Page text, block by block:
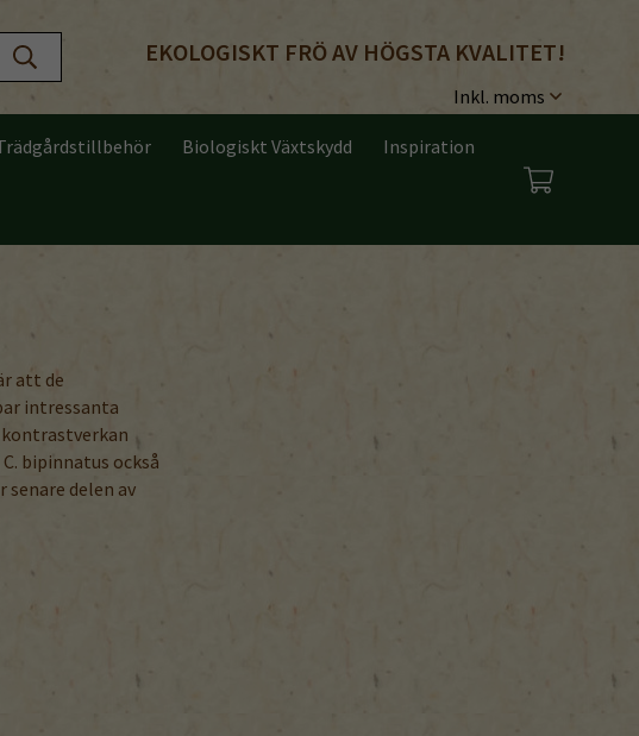
EKOLOGISKT FRÖ AV HÖGSTA KVALITET!
Biologiskt Växtskydd Inspiration
att de
intressanta
bipinnatus också
delen av